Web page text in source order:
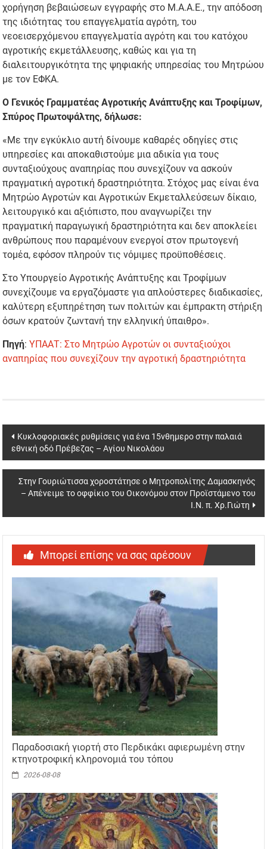
χορήγηση βεβαιώσεων εγγραφής στο Μ.Α.Α.Ε., την απόδοση
της ιδιότητας του επαγγελματία αγρότη, του
νεοεισερχόμενου επαγγελματία αγρότη και του κατόχου
αγροτικής εκμετάλλευσης, καθώς και για τη
διαλειτουργικότητα της ψηφιακής υπηρεσίας του Μητρώου
με τον ΕΦΚΑ.
Ο Γενικός Γραμματέας Αγροτικής Ανάπτυξης και Τροφίμων,
Σπύρος Πρωτοψάλτης, δήλωσε:
«Με την εγκύκλιο αυτή δίνουμε καθαρές οδηγίες στις
υπηρεσίες και αποκαθιστούμε μια αδικία για τους
συνταξιούχους αναπηρίας που συνεχίζουν να ασκούν
πραγματική αγροτική δραστηριότητα. Στόχος μας είναι ένα
Μητρώο Αγροτών και Αγροτικών Εκμεταλλεύσεων δίκαιο,
λειτουργικό και αξιόπιστο, που αναγνωρίζει την
πραγματική παραγωγική δραστηριότητα και δεν αποκλείει
ανθρώπους που παραμένουν ενεργοί στον πρωτογενή
τομέα, εφόσον πληρούν τις νόμιμες προϋποθέσεις.
Στο Υπουργείο Αγροτικής Ανάπτυξης και Τροφίμων
συνεχίζουμε να εργαζόμαστε για απλούστερες διαδικασίες,
καλύτερη εξυπηρέτηση των πολιτών και έμπρακτη στήριξη
όσων κρατούν ζωντανή την ελληνική ύπαιθρο».
Πηγή:ΥΠΑΑΤ: Στο Μητρώο Αγροτών οι συνταξιούχοι
αναπηρίας που συνεχίζουν την αγροτική δραστηριότητα
Post
navigation
Κυκλοφοριακές ρυθμίσεις για ένα 15νθημερο στην παλαιά
εθνική οδό Πρέβεζας – Αγίου Νικολάου
Στην Γουριώτισσα χοροστάτησε ο Μητροπολίτης Δαμασκηνός
– Απένειμε το οφφίκιο του Οικονόμου στον Προϊστάμενο του
Ι.Ν. π. Χρ.Γιώτη
Μπορεί επίσης να σας αρέσουν
Παραδοσιακή γιορτή στο Περδικάκι αφιερωμένη στην
κτηνοτροφική κληρονομιά του τόπου
2026-08-08